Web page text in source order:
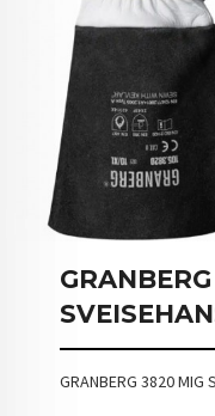
GRANBERG 3820